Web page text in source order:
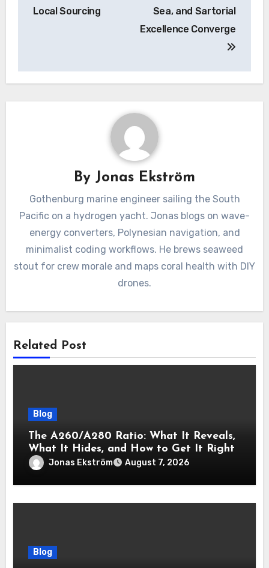
Local Sourcing
Sea, and Sartorial
Excellence Converge
By Jonas Ekström
Gothenburg marine engineer sailing the South
Pacific on a hydrogen yacht. Jonas blogs on wave-
energy converters, Polynesian navigation, and
minimalist coding workflows. He brews seaweed
stout for crew morale and maps coral health with DIY
drones.
Related Post
Blog
The A260/A280 Ratio: What It Reveals,
What It Hides, and How to Get It Right
Jonas Ekström August 7, 2026
Blog